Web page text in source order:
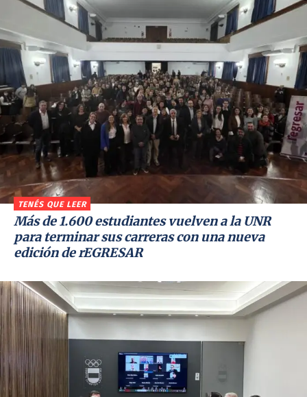
TENÉS QUE LEER
Más de 1.600 estudiantes vuelven a la UNR
para terminar sus carreras con una nueva
edición de rEGRESAR